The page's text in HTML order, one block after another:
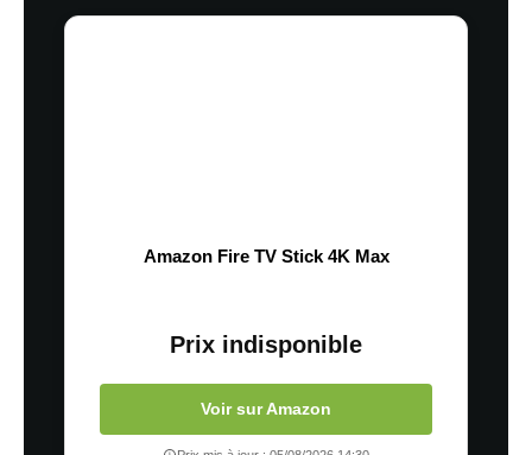
Amazon Fire TV Stick 4K Max
Prix indisponible
Voir sur Amazon